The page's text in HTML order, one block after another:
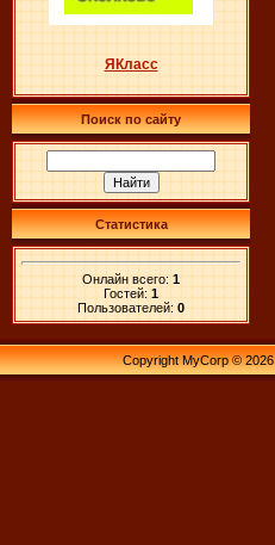
ЯКласс
Поиск по сайту
Статистика
Онлайн всего: 1
Гостей: 1
Пользователей: 0
Copyright MyCorp © 2026